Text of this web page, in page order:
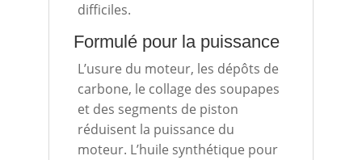
difficiles.
Formulé pour la puissance
L’usure du moteur, les dépôts de
carbone, le collage des soupapes
et des segments de piston
réduisent la puissance du
moteur. L’huile synthétique pour